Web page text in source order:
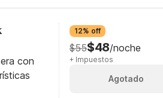
con
12% off
$55$48/noche
+ Impuestos
Agotado